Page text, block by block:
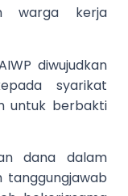
warga kerja
diwujudkan
syarikat
untuk berbakti
dana dalam
tanggungjawab